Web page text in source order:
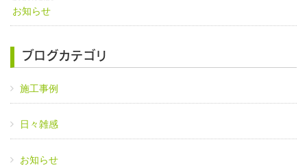
お知らせ
ブログカテゴリ
施工事例
日々雑感
お知らせ